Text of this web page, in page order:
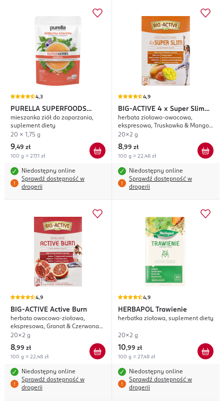
4,3
PURELLA SUPERFOODS
Super Herbs Energia
mieszanka ziół do zaparzania,
suplement diety
20 x 1,75 g
9,49 zł
100 g = 27,11 zł
Niedostępny online
Sprawdź dostępność w
drogerii
4,9
BIG-ACTIVE 4 x Super Slim
Odchudzanie
herbata ziołowo-owocowa,
ekspresowa, Truskawka & Mango,
suplement diety
20x2 g
8,99 zł
100 g = 22,48 zł
Niedostępny online
Sprawdź dostępność w
drogerii
4,9
BIG-ACTIVE Active Burn
herbata owocowo-ziołowa,
ekspresowa, Granat & Czerwona
Pomarańcza, suplement diety
20x2 g
8,99 zł
100 g = 22,48 zł
Niedostępny online
Sprawdź dostępność w
drogerii
4,9
HERBAPOL Trawienie
herbatka ziołowa, suplement diety
20x2 g
10,99 zł
100 g = 27,48 zł
Niedostępny online
Sprawdź dostępność w
drogerii